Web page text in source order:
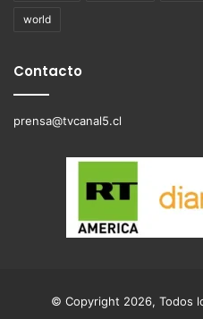
world
Contacto
prensa@tvcanal5.cl
© Copyright 2026, Todos